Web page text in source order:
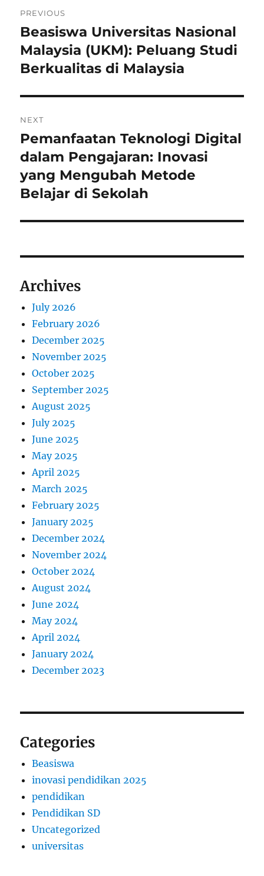
navigation
PREVIOUS
Previous
post:
Beasiswa Universitas Nasional
Malaysia (UKM): Peluang Studi
Berkualitas di Malaysia
NEXT
Next
post:
Pemanfaatan Teknologi Digital
dalam Pengajaran: Inovasi
yang Mengubah Metode
Belajar di Sekolah
Archives
July 2026
February 2026
December 2025
November 2025
October 2025
September 2025
August 2025
July 2025
June 2025
May 2025
April 2025
March 2025
February 2025
January 2025
December 2024
November 2024
October 2024
August 2024
June 2024
May 2024
April 2024
January 2024
December 2023
Categories
Beasiswa
inovasi pendidikan 2025
pendidikan
Pendidikan SD
Uncategorized
universitas